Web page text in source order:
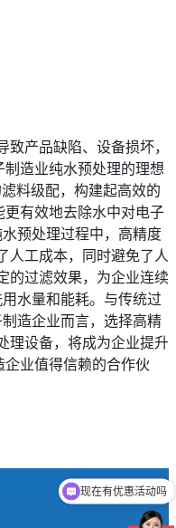
产品缺陷、设备损坏，
造业纯水预处理的理想
料级配，构建起高效的
有效地去除水中对电子
预处理过程中，高精度
人工成本，同时避免了人
的过滤效果，为企业连续
水量和能耗。与传统过
造企业而言，选择高精
理设备，将成为企业提升
业值得信赖的合作伙
现在有优惠活动吗